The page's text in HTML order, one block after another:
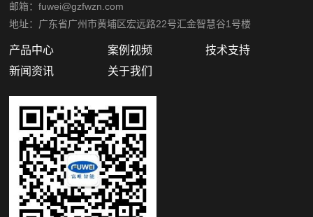
邮箱：fuwei@gzfwzn.com
地址：广东省广州市黄埔区宏远路22号汇金智慧谷1号楼
产品中心 案例视频
技术支持
新闻资讯
关于我们